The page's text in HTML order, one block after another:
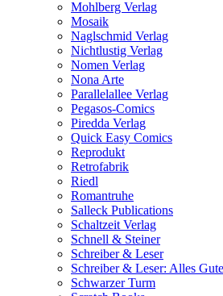
Mohlberg Verlag
Mosaik
Naglschmid Verlag
Nichtlustig Verlag
Nomen Verlag
Nona Arte
Parallelallee Verlag
Pegasos-Comics
Piredda Verlag
Quick Easy Comics
Reprodukt
Retrofabrik
Riedl
Romantruhe
Salleck Publications
Schaltzeit Verlag
Schnell & Steiner
Schreiber & Leser
Schreiber & Leser: Alles
Schwarzer Turm